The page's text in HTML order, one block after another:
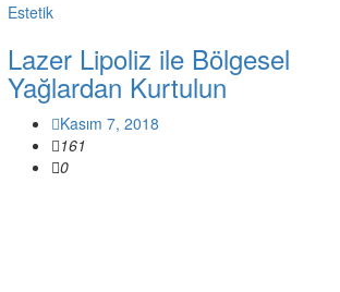
Estetik
Lazer Lipoliz ile Bölgesel
Yağlardan Kurtulun
Kasım 7, 2018
161
0